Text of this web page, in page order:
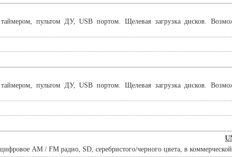
пультом ДУ, USB портом. Щелевая загрузка дисков.
пультом ДУ, USB портом. Щелевая загрузка дисков.
AM / FM радио, SD, серебристого/черного цвета, в